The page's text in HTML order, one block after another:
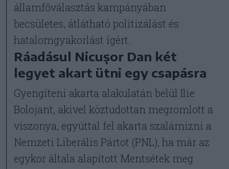
államfőválasztás kampányában
becsületes, átlátható politizálást és
hatalomgyakorlást ígért.
Ráadásul Nicușor Dan két
legyet akart ütni egy csapásra
Gyengíteni akarta alakulatán belül Ilie
Bolojant, akivel köztudottan megromlott a
viszonya, egyúttal fel akarta szalámizni a
Nemzeti Liberális Pártot (PNL), ha már az
egykor általa alapított Mentsétek meg